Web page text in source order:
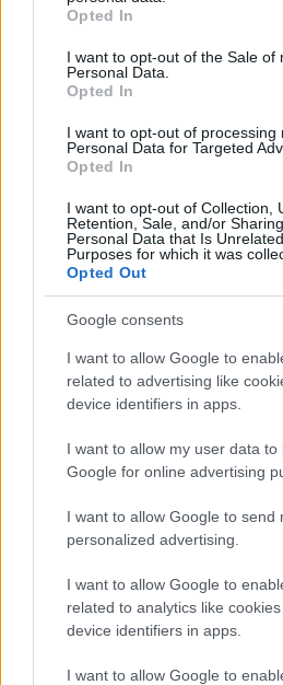
grant or deny consent to Google
use your data for below specified
consent section.
Opted In
I want to opt-out of the Sale of
Personal Data.
Opted In
I want to opt-out of processing
Personal Data for Targeted
Opted In
I want to opt-out of Collection,
Retention, Sale, and/or
Personal Data that Is
Purposes for which it was
Opted Out
Google consents
I want to allow Google to
related to advertising like
device identifiers in apps.
I want to allow my user data to
Google for online advertising
I want to allow Google to send
personalized advertising.
I want to allow Google to
related to analytics like
device identifiers in apps.
I want to allow Google to
αναζήτησης της
Δημοφιλείς
Ανοικτές 1.779 θέσεις
Δημόσιο (χωρίς πτυχίο)
Πυροσβεστική Σχολή:
κανονισμός για
εκπαίδευση
e-ΕΦΚΑ: Έως 846 ευρώ
σύνταξη – Ποιοι
χρήματα